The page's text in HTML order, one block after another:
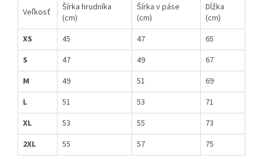
Veľkosť
Šírka hrudníka
(cm)
Šírka v páse
(cm)
Dĺžka
(cm)
XS
45 47
65
S
47 49
67
M
49 51
69
L
51 53
71
XL
53 55
73
2XL
55 57 75